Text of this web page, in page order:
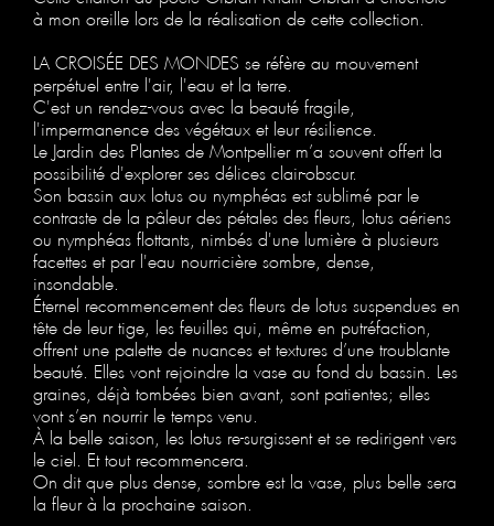
à mon oreille lors de la réalisation de cette collection.
LA CROISÉE DES MONDES se réfère au mouvement
perpétuel entre l'air, l'eau et la terre.
C'est un rendez-vous avec la beauté fragile,
l'impermanence des végétaux et leur résilience.
Le Jardin des Plantes de Montpellier m’a souvent offert la
possibilité d'explorer ses délices clair-obscur.
Son bassin aux lotus ou nymphéas est sublimé par le
contraste de la pâleur des pétales des fleurs, lotus aériens
ou nymphéas flottants, nimbés d'une lumière à plusieurs
facettes et par l'eau nourricière sombre, dense,
insondable.
Éternel recommencement des fleurs de lotus suspendues en
tête de leur tige, les feuilles qui, même en putréfaction,
offrent une palette de nuances et textures d’une troublante
beauté. Elles vont rejoindre la vase au fond du bassin. Les
graines, déjà tombées bien avant, sont patientes; elles
vont s’en nourrir le temps venu.
À la belle saison, les lotus re-surgissent et se redirigent vers
le ciel. Et tout recommencera.
On dit que plus dense, sombre est la vase, plus belle sera
la fleur à la prochaine saison.